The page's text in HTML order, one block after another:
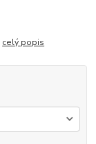
celý popis